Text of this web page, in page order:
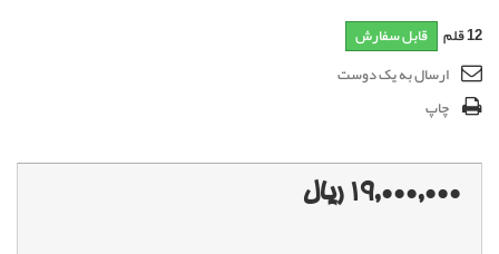
12قلم قابل سفارش
ارسال به یک دوست
چاپ
19,000,000 ریال